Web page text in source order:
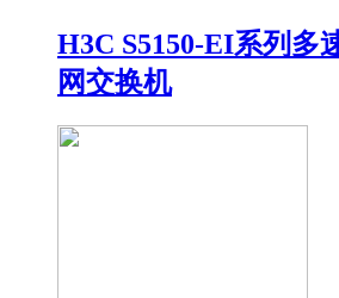
H3C S5150-EI系列多
网交换机